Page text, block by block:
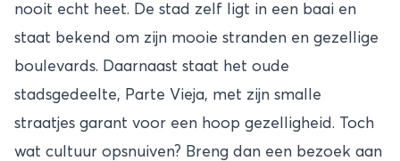
nooit echt heet. De stad zelf ligt in een baai en
staat bekend om zijn mooie stranden en gezellige
boulevards. Daarnaast staat het oude
stadsgedeelte, Parte Vieja, met zijn smalle
straatjes garant voor een hoop gezelligheid. Toch
wat cultuur opsnuiven? Breng dan een bezoek aan